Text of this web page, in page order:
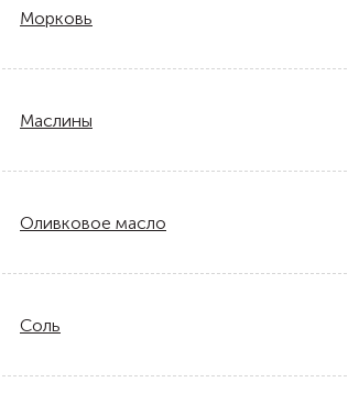
Морковь
Маслины
Оливковое масло
Соль